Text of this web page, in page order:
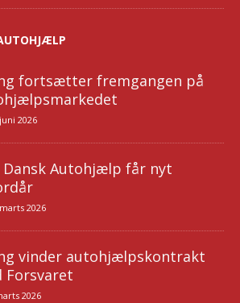
fortsætter fremgangen på
2026
Dansk Autohjælp får nyt
2026
vinder autohjælpskontrakt
Forsvaret
2026